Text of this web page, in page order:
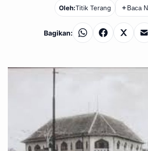
Oleh:Titik Terang ＋ Baca
Bagikan: WhatsAppFacebook
X